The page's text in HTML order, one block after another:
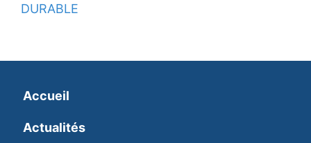
DURABLE
Accueil
Actualités